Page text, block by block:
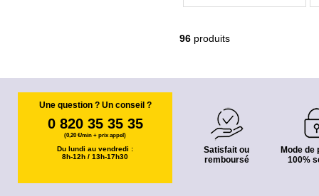
96 produits
Une question ? Un conseil ?
0 820 35 35 35
(0,20 €/min + prix appel)
Du lundi au vendredi :
8h-12h / 13h-17h30
Satisfait ou
remboursé
Mode de
100%